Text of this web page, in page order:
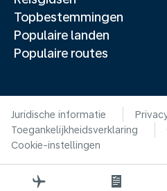
Topbestemmingen
Populaire landen
Populaire routes
Juridische informatie
Toegankelijkheidsverklaring
Cookie-instellingen